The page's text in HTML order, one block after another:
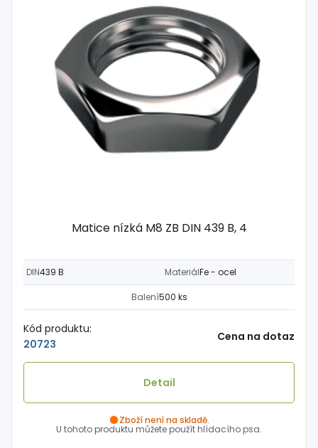
Matice nízká M8 ZB DIN 439 B, 4
DIN439 B MateriálFe - ocel
Balení500 ks
Kód produktu:
20723
Cena na dotaz
Detail
Zboží není na skladě.
U tohoto produktu můžete použít hlídacího psa.